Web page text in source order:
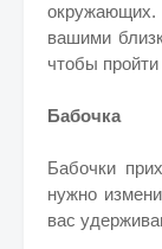
вашими
чтобы
Бабочка
Бабочки
нужно
вас